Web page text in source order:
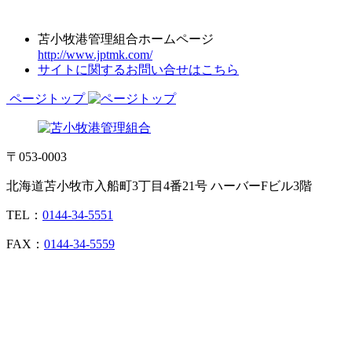
苫小牧港管理組合ホームページ
http://www.jptmk.com/
サイトに関するお問い合せはこちら
ページトップ
〒053-0003
北海道苫小牧市入船町3丁目4番21号 ハーバーFビル3階
TEL： 0144-34-5551
FAX： 0144-34-5559